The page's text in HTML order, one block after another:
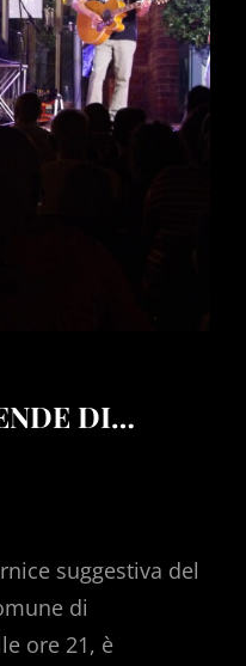
DI…
suggestiva del
di
ore 21, è